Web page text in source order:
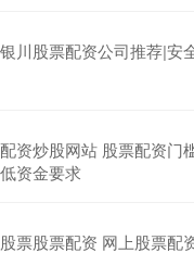
银川股票配资公司推荐|安
配资炒股网站 股票配资门
低资金要求
股票股票配资 网上股票配